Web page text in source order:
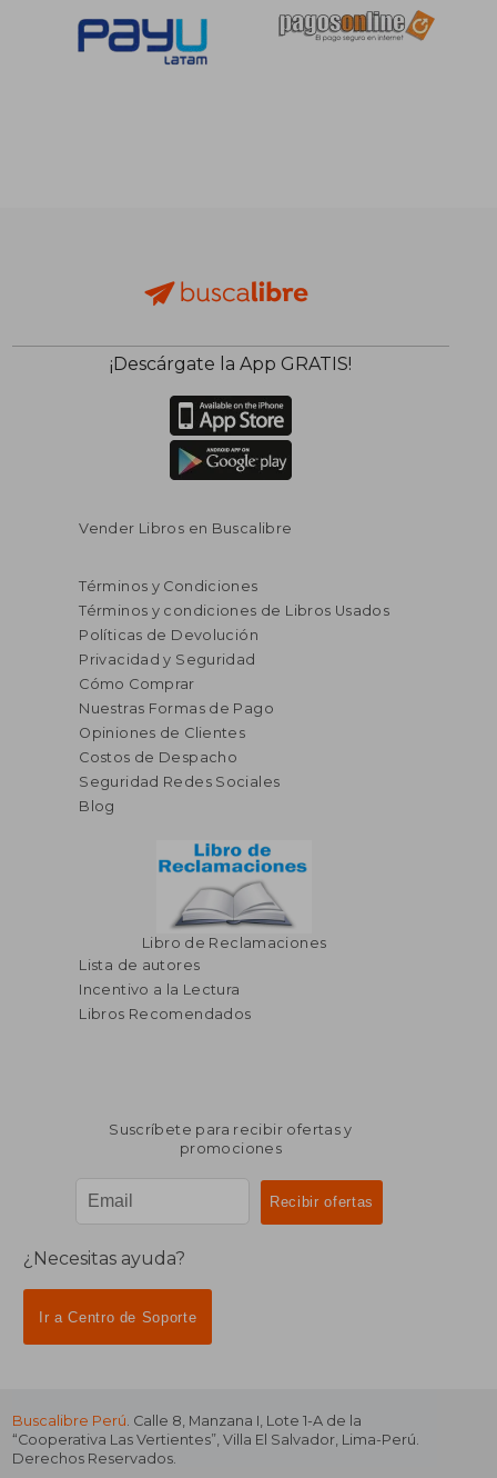
¡Descárgate la App GRATIS!
Vender Libros en Buscalibre
Términos y Condiciones
Términos y condiciones de Libros Usados
Políticas de Devolución
Privacidad y Seguridad
Cómo Comprar
Nuestras Formas de Pago
Opiniones de Clientes
Costos de Despacho
Seguridad Redes Sociales
Blog
Libro de Reclamaciones
Lista de autores
Incentivo a la Lectura
Libros Recomendados
Suscríbete para recibir ofertas y
promociones
¿Necesitas ayuda?
Ir a Centro de Soporte
Buscalibre Perú. Calle 8, Manzana I, Lote 1-A de la
“Cooperativa Las Vertientes”, Villa El Salvador, Lima-Perú.
Derechos Reservados.